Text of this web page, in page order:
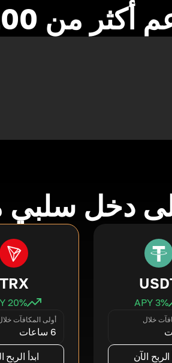
من 100 عملة مشفرة
دخل سلبي
3% APY
خلال
الربح الآن
TRX
20% APY
أولى المكافآت
6 ساعات
ابدأ الربح